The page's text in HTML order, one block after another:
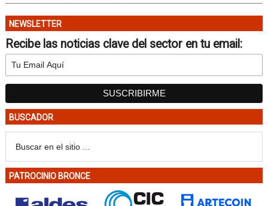
NEWSLETTER
Recibe las noticias clave del sector en tu email:
BUSCADOR
PATROCINIO BRONCE